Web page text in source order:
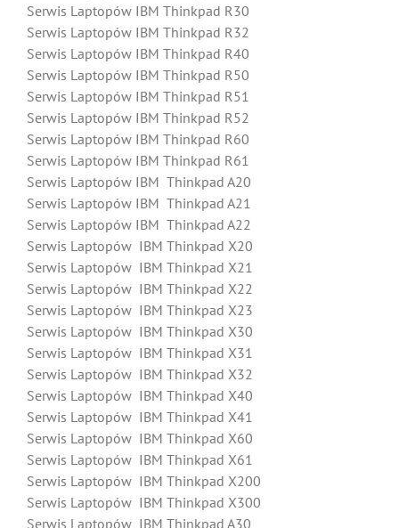
Serwis Laptopów IBM Thinkpad R30
Serwis Laptopów IBM Thinkpad R32
Serwis Laptopów IBM Thinkpad R40
Serwis Laptopów IBM Thinkpad R50
Serwis Laptopów IBM Thinkpad R51
Serwis Laptopów IBM Thinkpad R52
Serwis Laptopów IBM Thinkpad R60
Serwis Laptopów IBM Thinkpad R61
Serwis Laptopów IBM Thinkpad A20
Serwis Laptopów IBM Thinkpad A21
Serwis Laptopów IBM Thinkpad A22
Serwis Laptopów IBM Thinkpad X20
Serwis Laptopów IBM Thinkpad X21
Serwis Laptopów IBM Thinkpad X22
Serwis Laptopów IBM Thinkpad X23
Serwis Laptopów IBM Thinkpad X30
Serwis Laptopów IBM Thinkpad X31
Serwis Laptopów IBM Thinkpad X32
Serwis Laptopów IBM Thinkpad X40
Serwis Laptopów IBM Thinkpad X41
Serwis Laptopów IBM Thinkpad X60
Serwis Laptopów IBM Thinkpad X61
Serwis Laptopów IBM Thinkpad X200
Serwis Laptopów IBM Thinkpad X300
Serwis Laptopów IBM Thinkpad A30